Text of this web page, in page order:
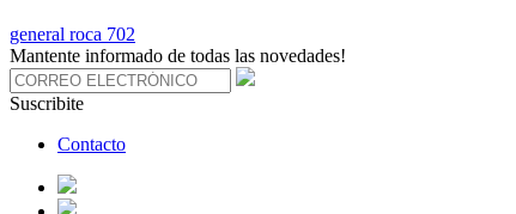
general roca 702
Mantente informado de todas las novedades!
Suscribite
Contacto